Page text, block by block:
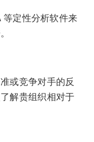
定性分析软件来
或竞争对手的反
解贵组织相对于